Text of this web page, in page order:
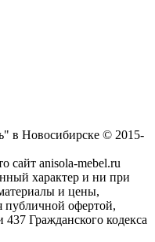
в Новосибирске © 2015-
сайт anisola-mebel.ru
характер и ни при
и цены,
публичной офертой,
Гражданского кодекса